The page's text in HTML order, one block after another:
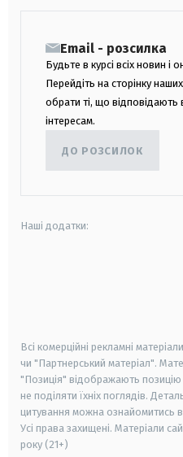
Email - розсилка
Будьте в курсі всіх новин і
Перейдіть на сторінку
обрати ті, що відповідають
інтересам.
ДО РОЗСИЛОК
Наші додатки:
Всі комерційні рекламні
чи "Партнерський матеріал".
"Позиція" відображають позицію
не поділяти їхніх поглядів.
цитування можна ознайомитись
Усі права захищені. Матеріали
року (21+)